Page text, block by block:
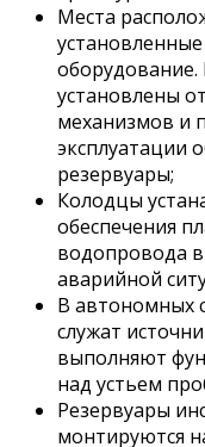
Места
установлены
механизмов и
эксплуатации
резервуары;
Колодцы
обеспечения
водопровода
аварийной
В автономных
служат
выполняют
над устьем
Резервуары
монтируются